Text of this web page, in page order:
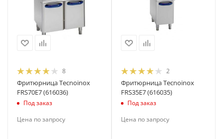
8
Фритюрница Tecnoinox
FRS70E7 (616036)
Под заказ
Цена по запросу
2
Фритюрница Tecnoinox
FRS35E7 (616035)
Под заказ
Цена по запросу